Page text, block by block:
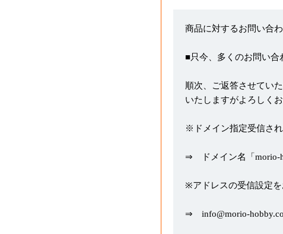
商品に対するお問い合
■只今、多くのお問い合
順次、ご返答させてい
いたしますがよろしく
※ドメイン指定受信され
⇒ ドメイン名「morio-
※アドレスの受信設定を
⇒ info@morio-